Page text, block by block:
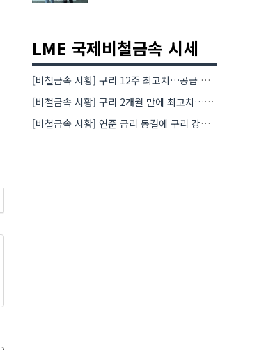
LME 국제비철금속 시세
[비철금속 시황] 구리 12주 최고치…공급 부족 우려에 강세
[비철금속 시황] 구리 2개월 만에 최고치…재고 감소에 공급 부족 우려 확대
[비철금속 시황] 연준 금리 동결에 구리 강세…공급 부족 우려도 가격 지지